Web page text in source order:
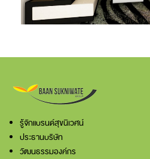
รู้จักแบรนด์สุขนิเวศน์
ประธานบริษัท
วัฒนธรรมองค์กร